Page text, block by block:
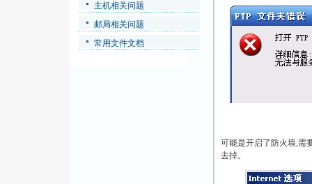
主机相关问题
邮局相关问题
常用文件文档
可能是开启了防火墙,需
去掉。